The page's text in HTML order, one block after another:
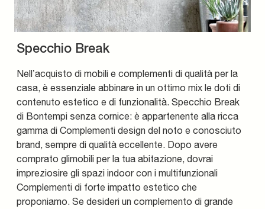
Specchio Break
Nell’acquisto di mobili e complementi di qualità per la
casa, è essenziale abbinare in un ottimo mix le doti di
contenuto estetico e di funzionalità. Specchio Break
di Bontempi senza cornice: è appartenente alla ricca
gamma di Complementi design del noto e conosciuto
brand, sempre di qualità eccellente. Dopo avere
comprato glimobili per la tua abitazione, dovrai
impreziosire gli spazi indoor con i multifunzionali
Complementi di forte impatto estetico che
proponiamo. Se desideri un complemento di grande